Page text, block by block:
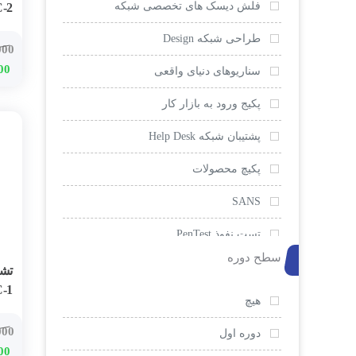
فلش دیسک های تخصصی شبکه
طراحی شبکه Design
سناریوهای دنیای واقعی
پکیج ورود به بازار کار
پشتیبان شبکه Help Desk
پکیچ محصولات
SANS
تست نفوذ PenTest
امنیت و ضد هک
EC-Council
سیسکو
سطح دوره
هیچ
دوره اول
2
1